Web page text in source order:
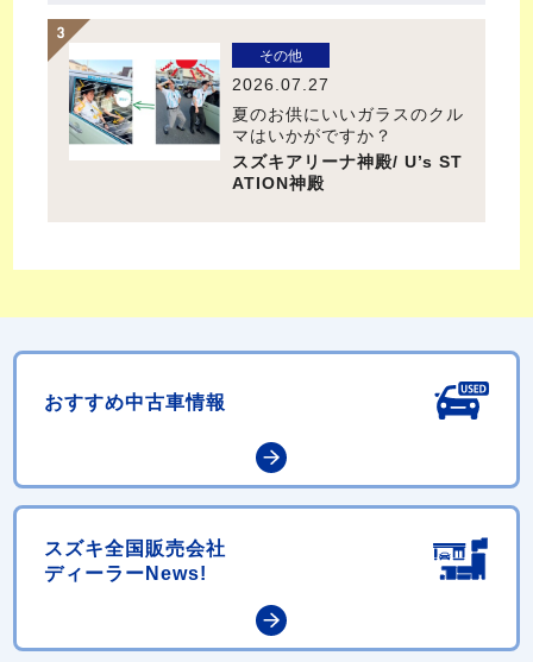
その他
2026.07.27
夏のお供にいいガラスのクル
マはいかがですか？
スズキアリーナ神殿/ U’s ST
ATION神殿
おすすめ中古車情報
スズキ全国販売会社
ディーラーNews!